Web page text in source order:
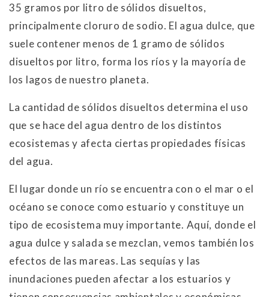
35 gramos por litro de sólidos disueltos,
principalmente cloruro de sodio. El agua dulce, que
suele contener menos de 1 gramo de sólidos
disueltos por litro, forma los ríos y la mayoría de
los lagos de nuestro planeta.
La cantidad de sólidos disueltos determina el uso
que se hace del agua dentro de los distintos
ecosistemas y afecta ciertas propiedades físicas
del agua.
El lugar donde un río se encuentra con o el mar o el
océano se conoce como estuario y constituye un
tipo de ecosistema muy importante. Aquí, donde el
agua dulce y salada se mezclan, vemos también los
efectos de las mareas. Las sequías y las
inundaciones pueden afectar a los estuarios y